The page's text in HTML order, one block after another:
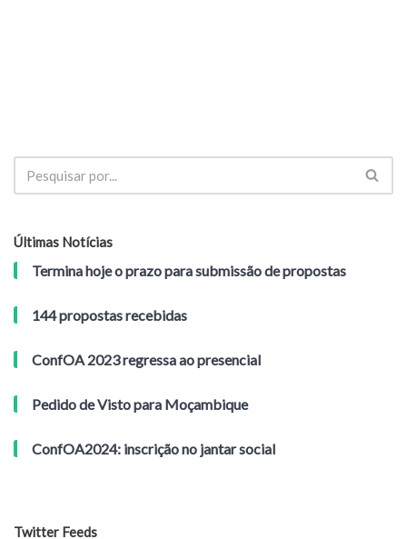
Últimas Notícias
Termina hoje o prazo para submissão de propostas
144 propostas recebidas
ConfOA 2023 regressa ao presencial
Pedido de Visto para Moçambique
ConfOA2024: inscrição no jantar social
Twitter Feeds